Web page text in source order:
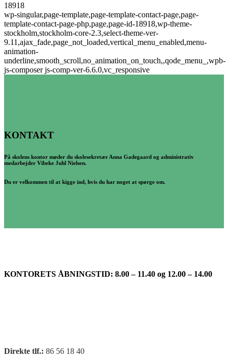
18918
wp-singular,page-template,page-template-contact-page,page-
template-contact-page-php,page,page-id-18918,wp-theme-
stockholm,stockholm-core-2.3,select-theme-ver-
9.11,ajax_fade,page_not_loaded,vertical_menu_enabled,menu-
animation-
underline,smooth_scroll,no_animation_on_touch,,qode_menu_,wpb-
js-composer js-comp-ver-6.6.0,vc_responsive
KONTAKT
På skolens kontor møder du skolesekretær Anna Gadegaard og administrativ
medarbejder Vibeke Juhl Nielsen.
Du er velkommen til at kigge ind, hvis du har noget at spørge om.
KONTORETS ÅBNINGSTID: 8.00 – 11.40 og 12.00 – 14.00
Direkte tlf.: 86 56 18 40